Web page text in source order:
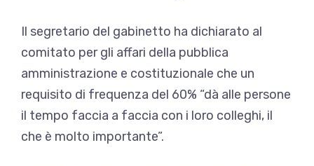
Il segretario del gabinetto ha dichiarato al
comitato per gli affari della pubblica
amministrazione e costituzionale che un
requisito di frequenza del 60% “dà alle persone
il tempo faccia a faccia con i loro colleghi, il
che è molto importante”.